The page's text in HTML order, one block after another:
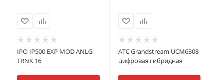
IPO IP500 EXP MOD ANLG
TRNK 16
АТС Grandstream UCM6308
цифровая гибридная